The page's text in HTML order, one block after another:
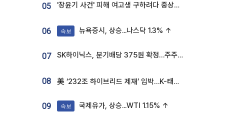
05 '장윤기 사건' 피해 여고생 구하려다 중상…고교생 의상자 지정
06 속보 뉴욕증시, 상승...나스닥 1.3% ↑
07 SK하이닉스, 분기배당 375원 확정…주주환원책 9월로 앞당겨 발표
08 美 ‘232조 하이브리드 제재’ 임박…K-태양광, 불확실성 털고 날개 다나
09 속보 국제유가, 상승...WTI 1.15% ↑